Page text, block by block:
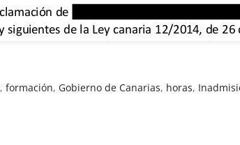
,formación, Gobierno de Canarias, horas,